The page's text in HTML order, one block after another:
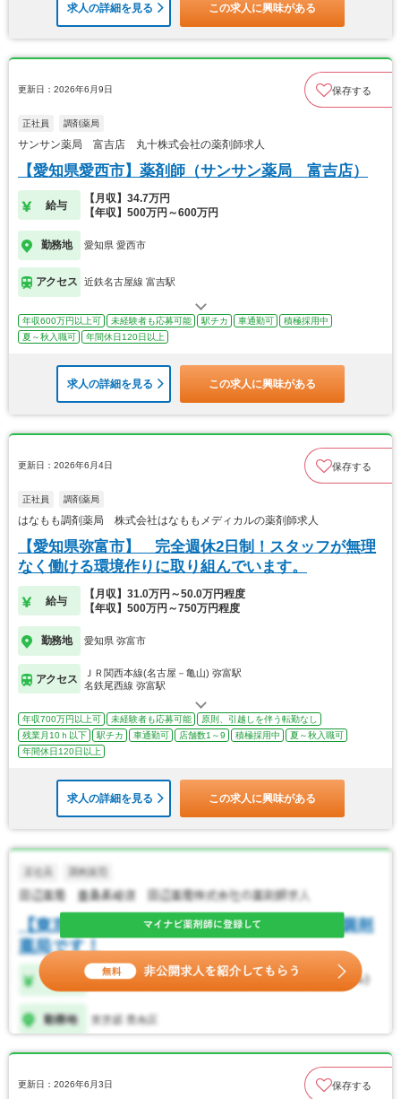
求人の詳細を見る この求人に興味がある
更新日：2026年6月9日 保存する
正社員 調剤薬局
サンサン薬局 富吉店 丸十株式会社の薬剤師求人
【愛知県愛西市】薬剤師（サンサン薬局 富吉店）
給与
【月収】34.7万円
【年収】500万円～600万円
勤務地 愛知県 愛西市
アクセス 近鉄名古屋線 富吉駅
年収600万円以上可 未経験者も応募可能 駅チカ 車通勤可
積極採用中
夏～秋入職可
年間休日120日以上
求人の詳細を見る この求人に興味がある
更新日：2026年6月4日 保存する
正社員 調剤薬局
はなもも調剤薬局 株式会社はなももメディカルの薬剤師求人
【愛知県弥富市】 完全週休2日制！スタッフが無理
なく働ける環境作りに取り組んでいます。
給与
【月収】31.0万円～50.0万円程度
【年収】500万円～750万円程度
勤務地 愛知県 弥富市
アクセス
ＪＲ関西本線(名古屋－亀山) 弥富駅
名鉄尾西線 弥富駅
年収700万円以上可 未経験者も応募可能
原則、引越しを伴う転勤なし
残業月10ｈ以下
駅チカ 車通勤可 店舗数1～9 積極採用中
夏～秋入職可
年間休日120日以上
求人の詳細を見る この求人に興味がある
更新日：2026年6月3日 保存する